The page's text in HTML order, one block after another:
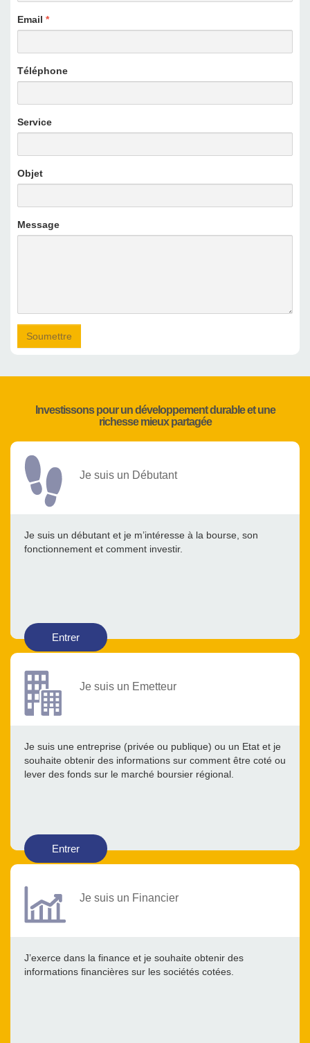
Email *
Téléphone
Service
Objet
Message
Soumettre
Investissons pour un développement durable et une
richesse mieux partagée
Je suis un Débutant
Je suis un débutant et je m’intéresse à la bourse, son
fonctionnement et comment investir.
Entrer
Je suis un Emetteur
Je suis une entreprise (privée ou publique) ou un Etat et je
souhaite obtenir des informations sur comment être coté ou
lever des fonds sur le marché boursier régional.
Entrer
Je suis un Financier
J’exerce dans la finance et je souhaite obtenir des
informations financières sur les sociétés cotées.